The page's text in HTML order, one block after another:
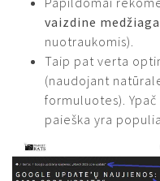
vaizdine medžiaga
nuotraukomis).
Taip pat verta
(naudojant
formuluotes).
paieška yra